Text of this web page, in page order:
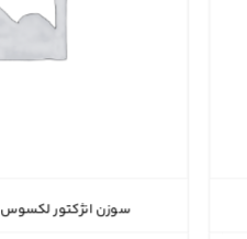
سوزن انژکتور لکسوس gs۴۶۰ ( جی اس ۴۶۰ )